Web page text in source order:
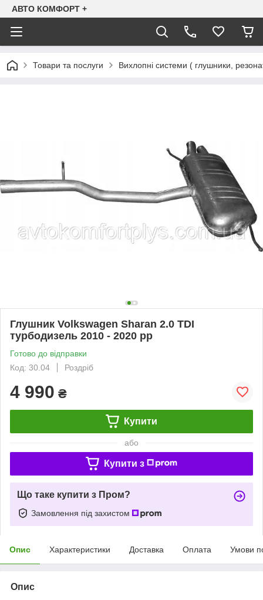
АВТО КОМФОРТ +
Товари та послуги Вихлопні системи ( глушники,
Глушник Volkswagen Sharan 2.0 TDI
турбодизель 2010 - 2020 рр
Готово до відправки
Код: 30.04
Роздріб
4 990 ₴
Купити
або
Купити з
Що таке купити з Пром?
Замовлення під захистом
Опис Характеристики Доставка Оплата Умови
Опис